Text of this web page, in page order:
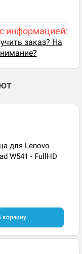
информацией:
заказ? На
для Lenovo
W541 - FullHD
корзину